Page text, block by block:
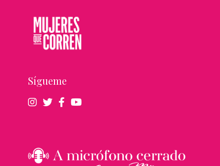
Sígueme